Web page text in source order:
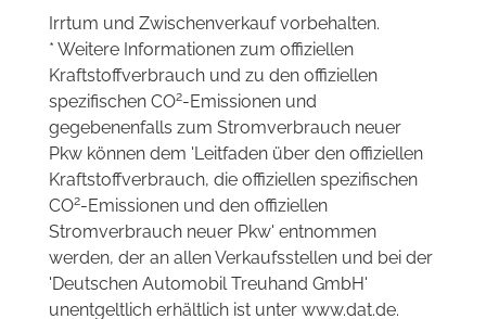
Irrtum und Zwischenverkauf vorbehalten.
* Weitere Informationen zum offiziellen
Kraftstoffverbrauch und zu den offiziellen
spezifischen CO2-Emissionen und
gegebenenfalls zum Stromverbrauch neuer
Pkw können dem 'Leitfaden über den offiziellen
Kraftstoffverbrauch, die offiziellen spezifischen
CO2-Emissionen und den offiziellen
Stromverbrauch neuer Pkw' entnommen
werden, der an allen Verkaufsstellen und bei der
'Deutschen Automobil Treuhand GmbH'
unentgeltlich erhältlich ist unter www.dat.de.